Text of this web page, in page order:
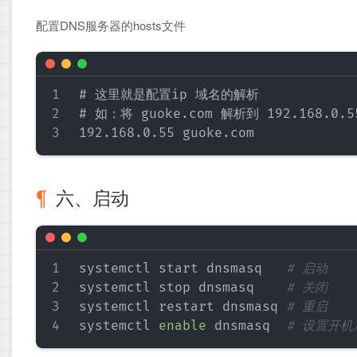
配置DNS服务器的hosts文件
# 这里就是配置ip 域名的解析
# 如：将 guoke.com 解析到
六、启动
systemctl start dnsmasq # 启动
systemctl stop dnsmasq # 关闭
systemctl restart dnsmasq # 重启
systemctl enable dnsmasq # 设置开